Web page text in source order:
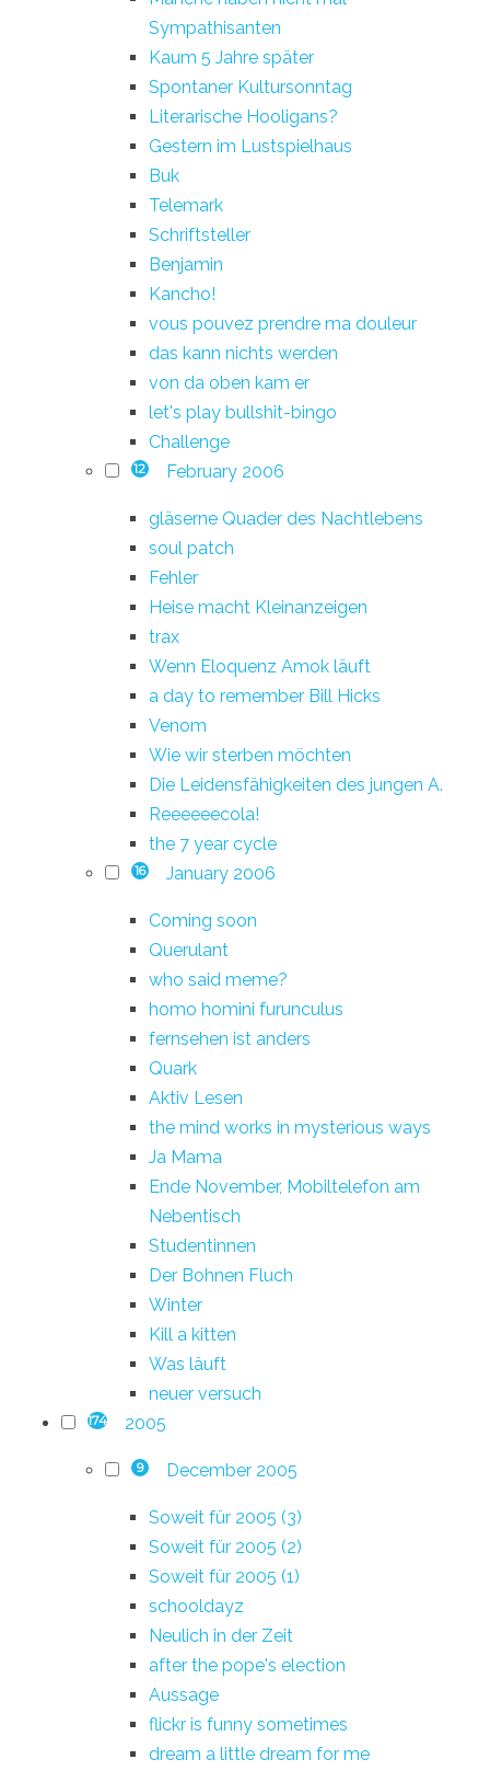
Sympathisanten
Kaum 5 Jahre später
Spontaner Kultursonntag
Literarische Hooligans?
Gestern im Lustspielhaus
Buk
Telemark
Schriftsteller
Benjamin
Kancho!
vous pouvez prendre ma douleur
das kann nichts werden
von da oben kam er
let's play bullshit-bingo
Challenge
12 February 2006
gläserne Quader des Nachtlebens
soul patch
Fehler
Heise macht Kleinanzeigen
trax
Wenn Eloquenz Amok läuft
a day to remember Bill Hicks
Venom
Wie wir sterben möchten
Die Leidensfähigkeiten des jungen A.
Reeeeeecola!
the 7 year cycle
16 January 2006
Coming soon
Querulant
who said meme?
homo homini furunculus
fernsehen ist anders
Quark
Aktiv Lesen
the mind works in mysterious ways
Ja Mama
Ende November, Mobiltelefon am
Nebentisch
Studentinnen
Der Bohnen Fluch
Winter
Kill a kitten
Was läuft
neuer versuch
174 2005
9 December 2005
Soweit für 2005 (3)
Soweit für 2005 (2)
Soweit für 2005 (1)
schooldayz
Neulich in der Zeit
after the pope's election
Aussage
flickr is funny sometimes
dream a little dream for me